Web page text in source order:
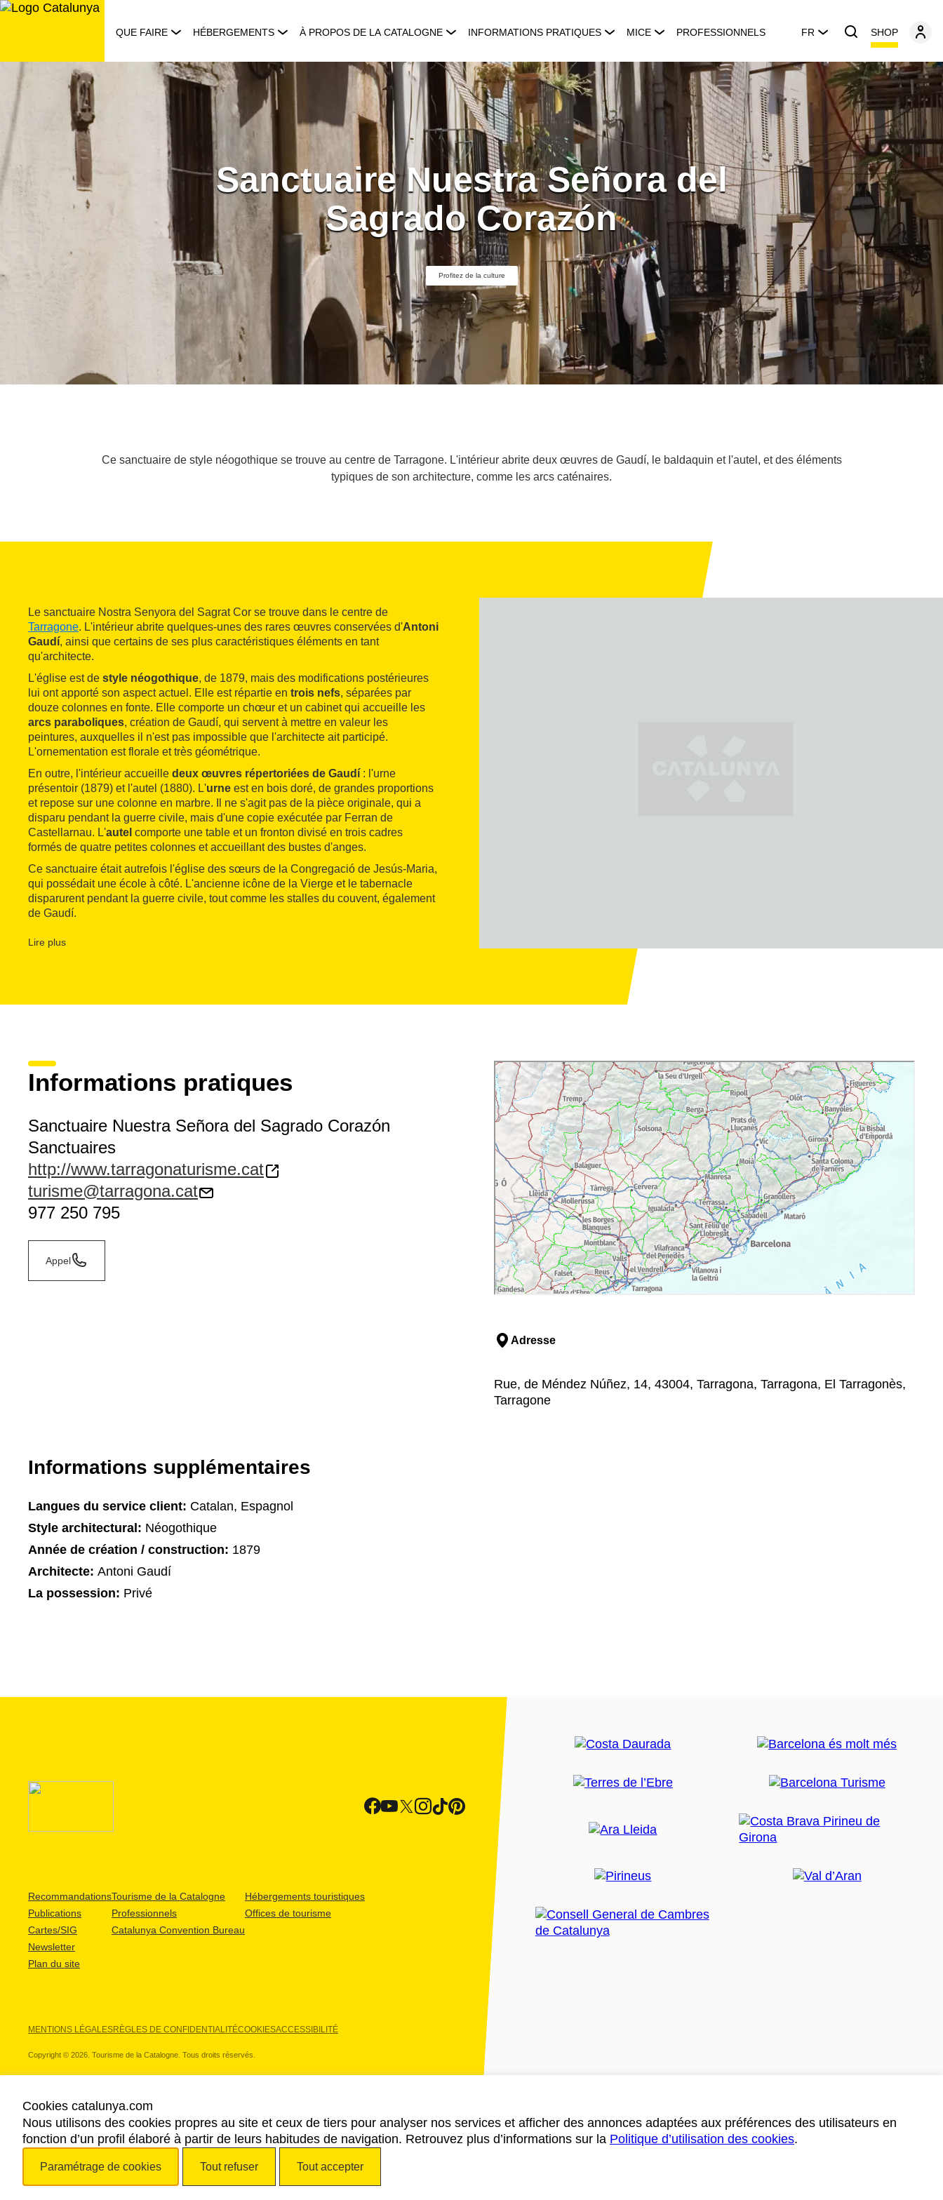
Aller
QUE FAIRE HÉBERGEMENTS À PROPOS DE LA CATALOGNE INFORMATIONS PRATIQUES MICE PROFESSIONNELS FR SHOP
Sanctuaire Nuestra Señora del
Sagrado Corazón
Profitez de la culture
Ce sanctuaire de style néogothique se trouve au centre de Tarragone. L'intérieur abrite deux œuvres de Gaudí, le baldaquin et l'autel, et des éléments
typiques de son architecture, comme les arcs caténaires.
Le sanctuaire Nostra Senyora del Sagrat Cor se trouve dans le centre de
Tarragone. L'intérieur abrite quelques-unes des rares œuvres conservées d'Antoni
Gaudí, ainsi que certains de ses plus caractéristiques éléments en tant
qu'architecte.
L'église est de style néogothique, de 1879, mais des modifications postérieures
lui ont apporté son aspect actuel. Elle est répartie en trois nefs, séparées par
douze colonnes en fonte. Elle comporte un chœur et un cabinet qui accueille les
arcs paraboliques, création de Gaudí, qui servent à mettre en valeur les
peintures, auxquelles il n'est pas impossible que l'architecte ait participé.
L'ornementation est florale et très géométrique.
En outre, l'intérieur accueille deux œuvres répertoriées de Gaudí : l'urne
présentoir (1879) et l'autel (1880). L'urne est en bois doré, de grandes proportions
et repose sur une colonne en marbre. Il ne s'agit pas de la pièce originale, qui a
disparu pendant la guerre civile, mais d'une copie exécutée par Ferran de
Castellarnau. L'autel comporte une table et un fronton divisé en trois cadres
formés de quatre petites colonnes et accueillant des bustes d'anges.
Ce sanctuaire était autrefois l'église des sœurs de la Congregació de Jesús-Maria,
qui possédait une école à côté. L'ancienne icône de la Vierge et le tabernacle
disparurent pendant la guerre civile, tout comme les stalles du couvent, également
de Gaudí.
religieuses. Il se visite aux horaires du culte le mardi, mercredi, jeudi et samedi à
Lire plus
Informations pratiques
Sanctuaire Nuestra Señora del Sagrado Corazón
Sanctuaires
http://www.tarragonaturisme.cat
turisme@tarragona.cat
977 250 795
Appel
Adresse
Rue, de Méndez Núñez, 14, 43004, Tarragona, Tarragona, El Tarragonès,
Tarragone
Informations supplémentaires
Langues du service client: Catalan, Espagnol
Style architectural: Néogothique
Année de création / construction: 1879
Architecte: Antoni Gaudí
La possession: Privé
Recommandations
Publications
Cartes/SIG
Newsletter
Plan du site
Tourisme de la Catalogne
Professionnels
Catalunya Convention Bureau
Hébergements touristiques
Offices de tourisme
MENTIONS LÉGALESRÈGLES DE CONFIDENTIALITÉCOOKIESACCESSIBILITÉ
Copyright © 2026. Tourisme de la Catalogne. Tous droits réservés.
NOS PARTENAIRES
Cookies catalunya.com
Nous utilisons des cookies propres au site et ceux de tiers pour analyser nos services et afficher des annonces adaptées aux préférences des utilisateurs en
fonction d’un profil élaboré à partir de leurs habitudes de navigation. Retrouvez plus d’informations sur la Politique d’utilisation des cookies.
Paramétrage de cookies Tout refuser Tout accepter